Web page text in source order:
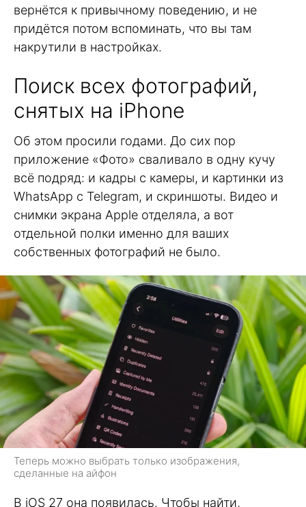
вернётся к привычному поведению, и не
придётся потом вспоминать, что вы там
накрутили в настройках.
Поиск всех фотографий,
снятых на iPhone
Об этом просили годами. До сих пор
приложение «Фото» сваливало в одну кучу
всё подряд: и кадры с камеры, и картинки из
WhatsApp с Telegram, и скриншоты. Видео и
снимки экрана Apple отделяла, а вот
отдельной полки именно для ваших
собственных фотографий не было.
Теперь можно выбрать только изображения,
сделанные на айфон
В iOS 27 она появилась. Чтобы найти,